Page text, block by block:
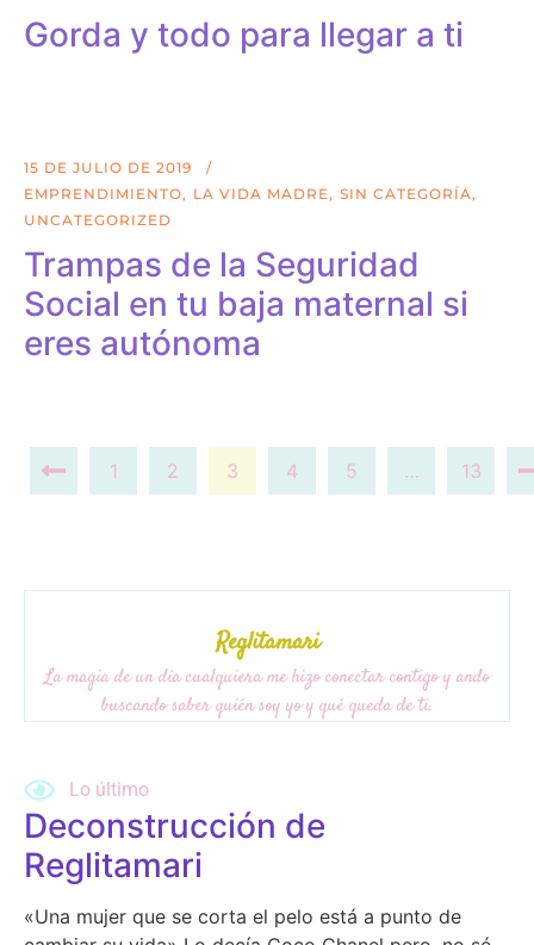
Gorda y todo para llegar a ti
15 DE JULIO DE 2019
EMPRENDIMIENTO
LA VIDA MADRE
SIN CATEGORÍA
UNCATEGORIZED
Trampas de la Seguridad
Social en tu baja maternal si
eres autónoma
1 2 3 4 5 … 13
Reglitamari
La magia de un día cualquiera me hizo conectar contigo y ando
buscando saber quién soy yo y qué queda de ti.
Write for us
Lo último
Deconstrucción de
Reglitamari
«Una mujer que se corta el pelo está a punto de